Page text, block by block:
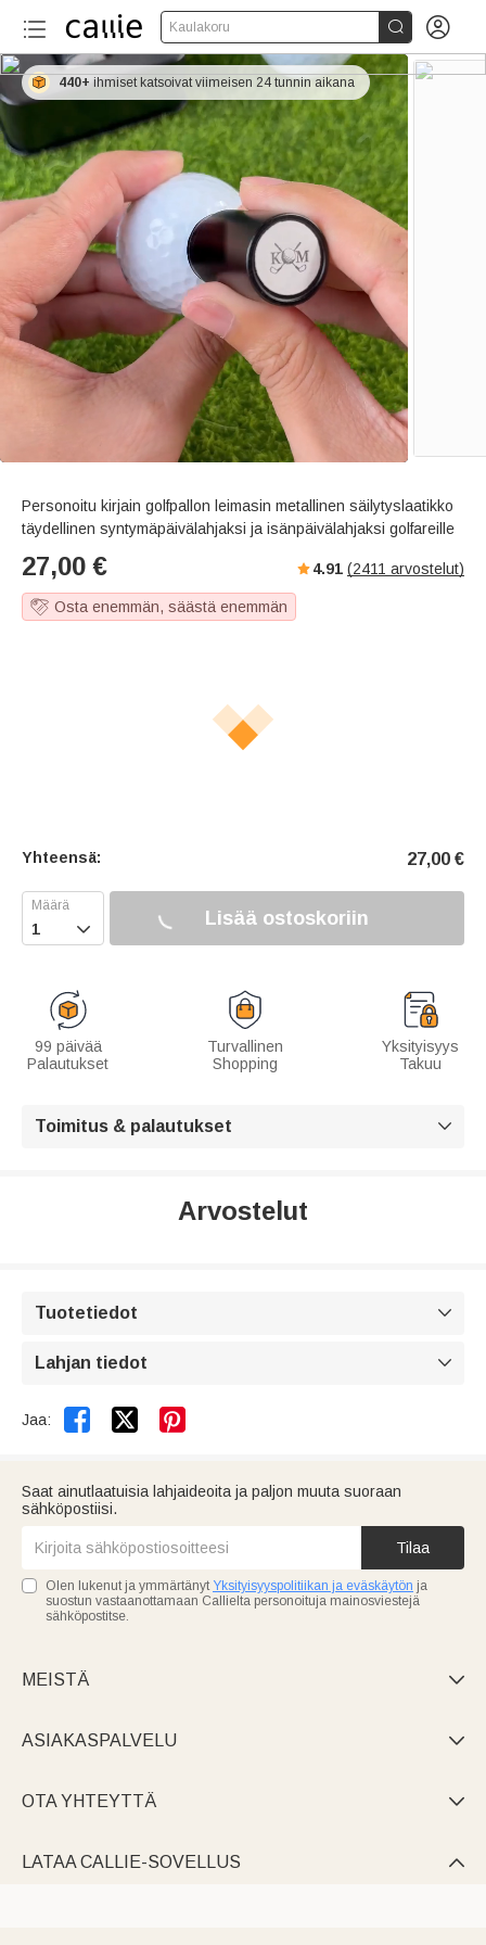
Kaulakoru  
440+ ihmiset katsoivat viimeisen 24 tunnin aikana
Personoitu kirjain golfpallon leimasin metallinen säilytyslaatikko
täydellinen syntymäpäivälahjaksi ja isänpäivälahjaksi golfareille
27,00 € 4.91 (2411 arvostelut)
Osta enemmän, säästä enemmän
Yhteensä: 27,00 €
 Lisää ostoskoriin
99 päivää
Palautukset
Turvallinen
Shopping
Yksityisyys
Takuu
Toimitus & palautukset 
Arvostelut
Tuotetiedot 
Lahjan tiedot 
Jaa:  
Saat ainutlaatuisia lahjaideoita ja paljon muuta suoraan
sähköpostiisi.
Tilaa
Olen lukenut ja ymmärtänyt Yksityisyyspolitiikan ja eväskäytön ja
suostun vastaanottamaan Callielta personoituja mainosviestejä
sähköpostitse.
MEISTÄ 
ASIAKASPALVELU 
OTA YHTEYTTÄ 
LATAA CALLIE-SOVELLUS 